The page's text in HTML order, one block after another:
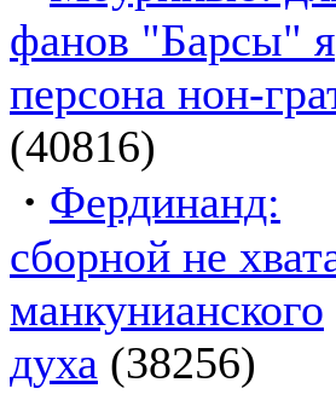
фанов "Барсы" я
персона нон-
(40816)
· Фердинанд:
сборной не
манкунианского
духа (38256)